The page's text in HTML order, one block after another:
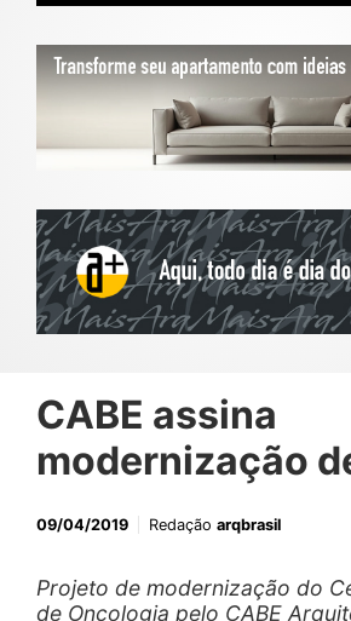
CABE assina
modernização
09/04/2019 Redação arqbrasil
Projeto de modernização do
de Oncologia pelo CABE